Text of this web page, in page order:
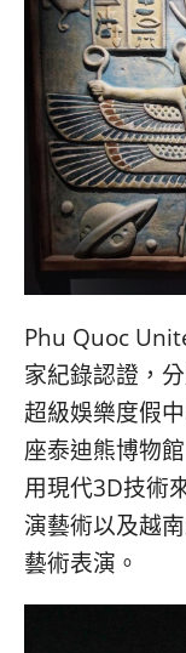
Phu Quoc
家紀錄認證，
超級娛樂度假
座泰迪熊博物
用現代3D技術
演藝術以及越
藝術表演。